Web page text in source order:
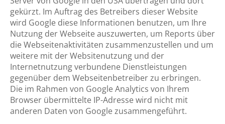
gekürzt. Im Auftrag des Betreibers dieser Website
wird Google diese Informationen benutzen, um Ihre
Nutzung der Webseite auszuwerten, um Reports über
die Webseitenaktivitäten zusammenzustellen und um
weitere mit der Websitenutzung und der
Internetnutzung verbundene Dienstleistungen
gegenüber dem Webseitenbetreiber zu erbringen.
Die im Rahmen von Google Analytics von Ihrem
Browser übermittelte IP-Adresse wird nicht mit
anderen Daten von Google zusammengeführt.